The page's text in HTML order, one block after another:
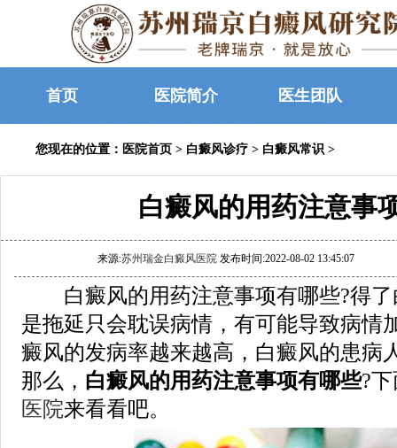
首页 医院简介 医生团队
您现在的位置： 医院首页 > 白癜风诊疗 > 白癜风常识 >
白癜风的用药注意事
来源:苏州瑞金白癜风医院 发布时间:2022-08-02 13:45:07
白癜风的用药注意事项有哪些?得了
是拖延只会耽误病情，有可能导致病情
癜风的发病率越来越高，白癜风的患病
那么， 白癜风的用药注意事项有哪些?
医院来看看吧。